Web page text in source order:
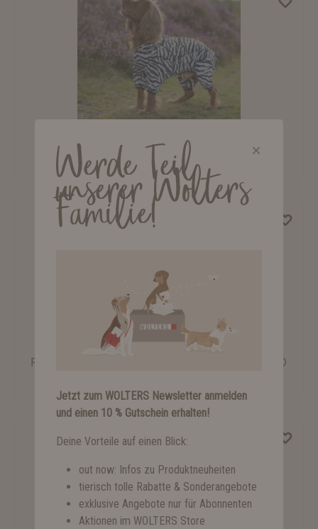
Rukka Pets Regenmantel Hase
ab 34,90 €*
Rukka Pets Regenmantel Wavy
ab 64,90 €*
Rukka Pets Zebra T-Shirt
ab 24,90 €*